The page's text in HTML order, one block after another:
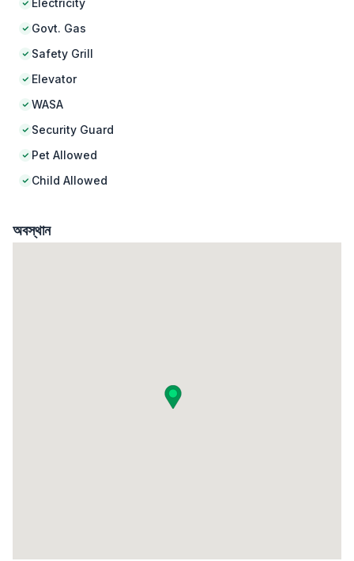
Electricity
Govt. Gas
Safety Grill
Elevator
WASA
Security Guard
Pet Allowed
Child Allowed
অবস্থান